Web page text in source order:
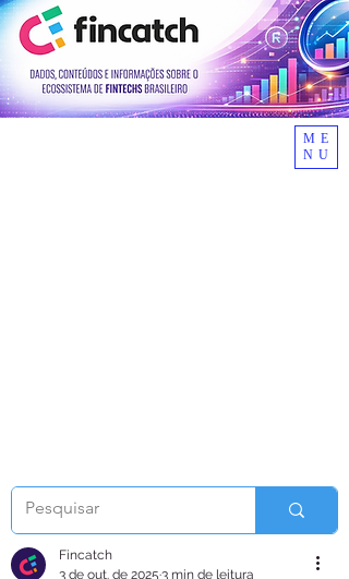
ME
NU
Fincatch
3 de out. de 2025 3 min de leitura